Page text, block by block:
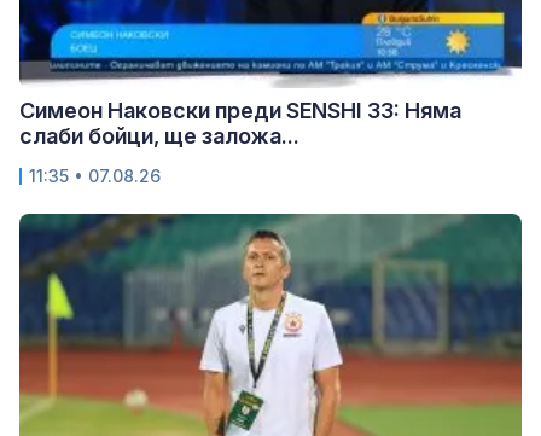
Симеон Наковски преди SENSHI 33: Няма
слаби бойци, ще заложа...
11:35 • 07.08.26